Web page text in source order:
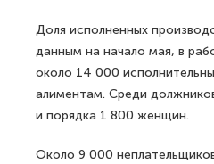
Доля исполненных
данным на начало мая, в
около 14 000
алиментам. Среди
и порядка 1 800 женщин.
Около 9 000